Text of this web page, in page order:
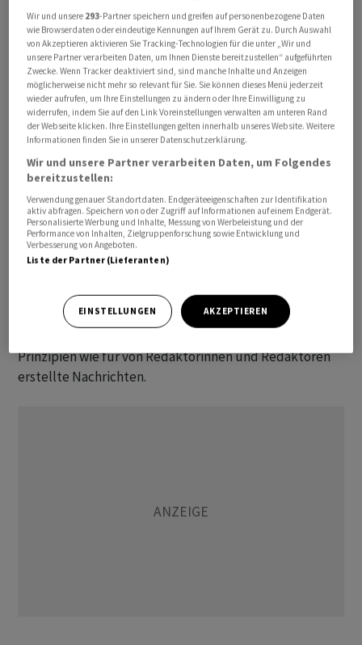
Alle angegebenen Zeiten beziehen sich auf MESZ.
Die mit «awp international» gekennzeichneten
Meldungen stammen von unserer Partneragentur dpa-
AFX Wirtschaftsnachrichten GmbH, Frankfurt am Main.
Alle Meldungen werden mit journalistischer Sorgfalt
erarbeitet. Für Verzögerungen, Irrtümer, Fehler und
Unterlassungen wird jedoch keine Haftung
übernommen. Kopien, Nachdrucke oder sonstige
Vervielfältigungen bedürfen der Genehmigung von AWP.
algorithmischen respektive KI-basierten Systemen
produziert werden. Für automatisch erzeugte
Prinzipien wie für von Redaktorinnen und Redaktoren
erstellte Nachrichten.
Wir und unsere 293-Partner speichern und greifen auf personenbezogene Daten
wie Browserdaten oder eindeutige Kennungen auf Ihrem Gerät zu. Durch Auswahl
von Akzeptieren aktivieren Sie Tracking-Technologien für die unter „Wir und
unsere Partner verarbeiten Daten, um Ihnen Dienste bereitzustellen“ aufgeführten
Zwecke. Wenn Tracker deaktiviert sind, sind manche Inhalte und Anzeigen
möglicherweise nicht mehr so relevant für Sie. Sie können dieses Menü jederzeit
wieder aufrufen, um Ihre Einstellungen zu ändern oder Ihre Einwilligung zu
widerrufen, indem Sie auf den Link Voreinstellungen verwalten am unteren Rand
der Webseite klicken. Ihre Einstellungen gelten innerhalb unseres Website. Weitere
Informationen finden Sie in unserer Datenschutzerklärung.
Wir und unsere Partner verarbeiten Daten, um Folgendes
bereitzustellen:
Verwendung genauer Standortdaten. Endgeräteeigenschaften zur Identifikation
aktiv abfragen. Speichern von oder Zugriff auf Informationen auf einem Endgerät.
Personalisierte Werbung und Inhalte, Messung von Werbeleistung und der
Performance von Inhalten, Zielgruppenforschung sowie Entwicklung und
Verbesserung von Angeboten.
Liste der Partner (Lieferanten)
EINSTELLUNGEN AKZEPTIEREN